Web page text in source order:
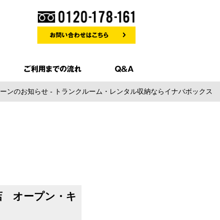
ンのお知らせ - トランクルーム・レンタル収納ならイナバボックス
オープン・キ